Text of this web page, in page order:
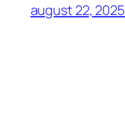
august 22, 2025